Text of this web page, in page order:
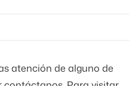
atención de alguno de